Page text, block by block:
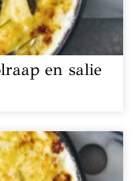
en salie